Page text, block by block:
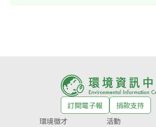
訂閱電子報
捐款支持
環境徵才
活動